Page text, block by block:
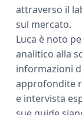
attraverso il
sul mercato.
Luca è noto
analitico alla
informazioni
approfondite
e intervista